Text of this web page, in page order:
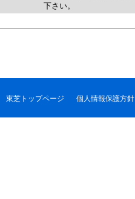
下さい。
東芝トップページ 個人情報保護方針